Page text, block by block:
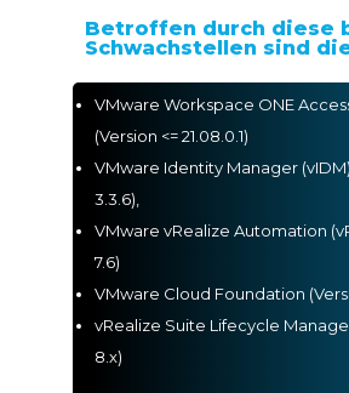
Betroffen durch diese
Schwachstellen sind
VMware Workspace ONE
(Version <= 21.08.0.1)
VMware Identity Manager
3.3.6),
VMware vRealize Automation
7.6)
VMware Cloud Foundation
vRealize Suite Lifecycle
8.x)